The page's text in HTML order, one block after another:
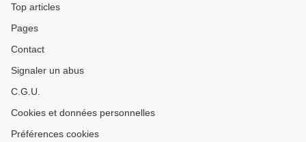
Top articles
Pages
Contact
Signaler un abus
C.G.U.
Cookies et données personnelles
Préférences cookies